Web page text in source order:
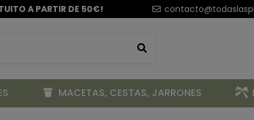
A PARTIR DE 50€!
MACETAS, CESTAS, JARRONES